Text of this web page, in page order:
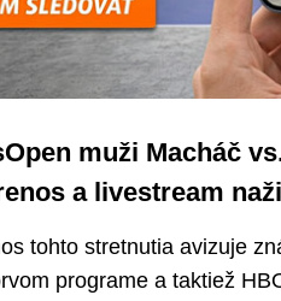
muži Macháč
a livestream
tohto stretnutia avizuje
programe a taktiež